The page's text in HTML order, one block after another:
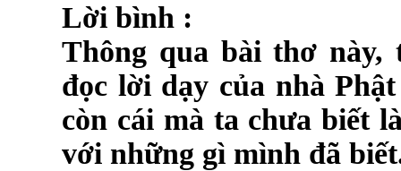
Lời bình :
Thông qua bài thơ này,
đọc lời dạy của nhà
còn cái mà ta chưa biết
với những gì mình đã